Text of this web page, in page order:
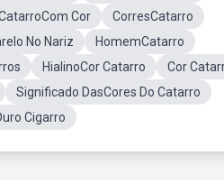
Cor
CorresCatarro
No Nariz
HomemCatarro
HialinoCor Catarro
Cor
Significado DasCores Do Catarro
Cigarro